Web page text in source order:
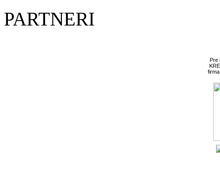
PARTNERI
Pre